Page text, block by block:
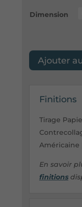
Dimension
Ajouter
Finitions
Tirage
Américaine
En savoir
finitions